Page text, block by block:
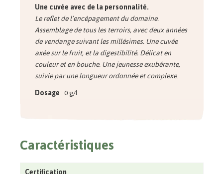
Une cuvée avec de la personnalité.
Le reflet de l’encépagement du domaine.
Assemblage de tous les terroirs, avec deux années
de vendange suivant les millésimes. Une cuvée
axée sur le fruit, et la digestibilité. Délicat en
couleur et en bouche. Une jeunesse exubérante,
suivie par une longueur ordonnée et complexe.
Dosage: 0 g/l
Caractéristiques